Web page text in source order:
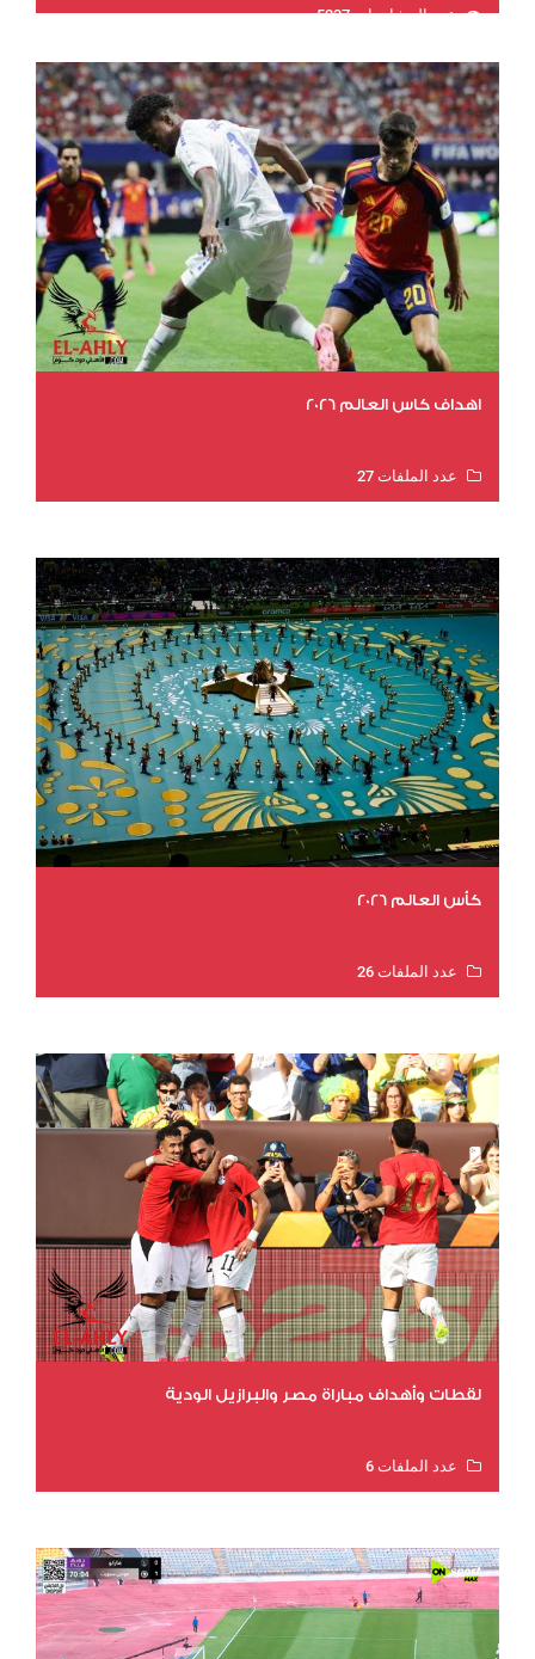
عدد المشاهدات 5237
اهداف كاس العالم 2026
عدد الملفات 27
كأس العالم 2026
عدد الملفات 26
لقطات وأهداف مباراة مصر والبرازيل الودية
عدد الملفات 6